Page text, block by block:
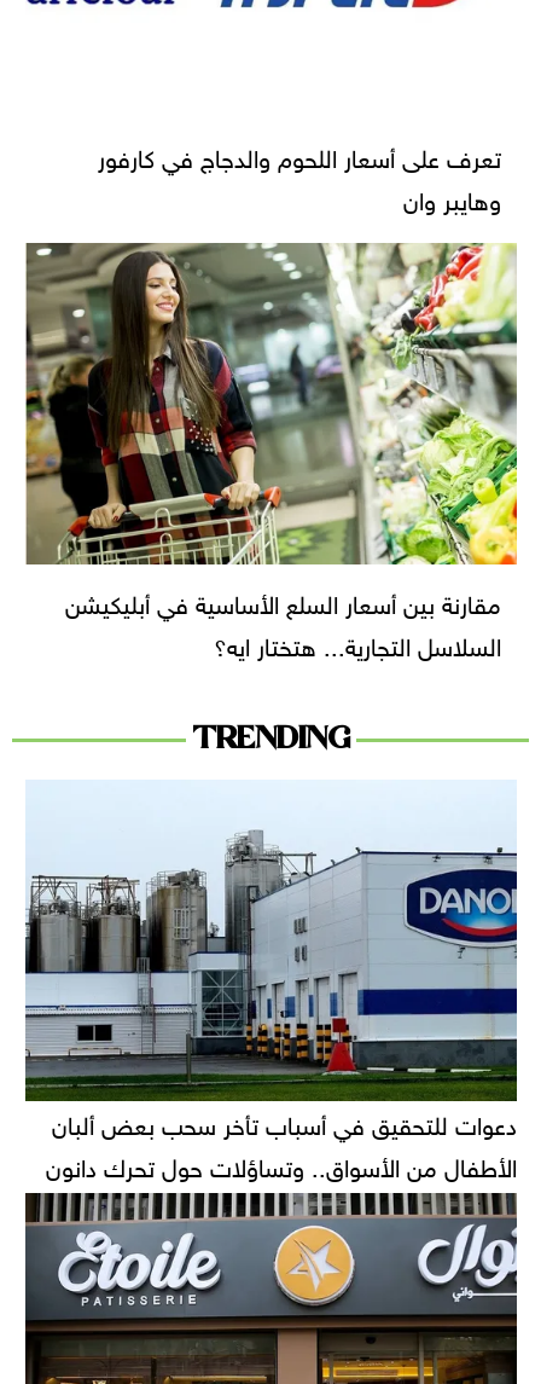
تعرف على أسعار اللحوم والدجاج في كارفور
وهايبر وان
مقارنة بين أسعار السلع الأساسية في أبليكيشن
السلاسل التجارية... هتختار ايه؟
TRENDING
دعوات للتحقيق في أسباب تأخر سحب بعض ألبان
الأطفال من الأسواق.. وتساؤلات حول تحرك دانون